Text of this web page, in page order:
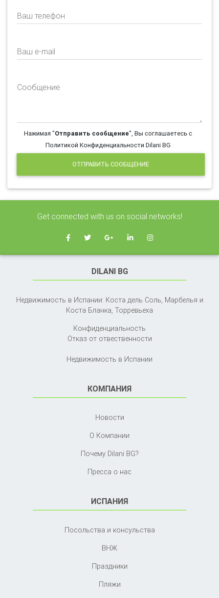
Ваш телефон
Ваш e-mail
Сообщение
Нажимая "Отправить сообщение", Вы соглашаетесь с
Политикой Конфиденциальности Dilani BG
ОТПРАВИТЬ СООБЩЕНИЕ
Get connected with us on social networks!
DILANI BG
Недвижимость в Испании: Коста дель Соль, Марбелья и
Коста Бланка, Торревьеха
Конфиденциальность
Отказ от отвественности
Недвижимость в Испании
КОМПАНИЯ
Новости
О Компании
Почему Dilani BG?
Пресса о нас
ИСПАНИЯ
Посольства и консульства
ВНЖ
Праздники
Пляжи